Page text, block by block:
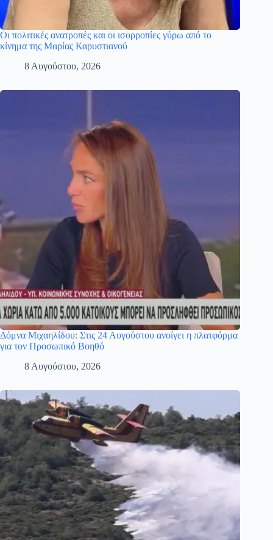
Οι πολιτικές ανατροπές και οι ισορροπίες γύρω από το
κίνημα της Μαρίας Καρυστιανού
8 Αυγούστου, 2026
Δόμνα Μιχαηλίδου: Στις 24 Αυγούστου ανοίγει η πλατφόρμα
για τον Προσωπικό Βοηθό
8 Αυγούστου, 2026